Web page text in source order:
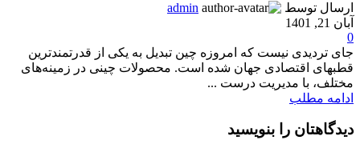
ارسال توسط
admin
آبان 21, 1401
0
جای تردیدی نیست که امروزه چین تبدیل به یکی از قدرتمندترین
قطبهای اقتصادی جهان شده است. محصولات چینی در زمینه‌های
مختلف، با مدیریت درست ...
ادامه مطلب
دیدگاهتان را بنویسید